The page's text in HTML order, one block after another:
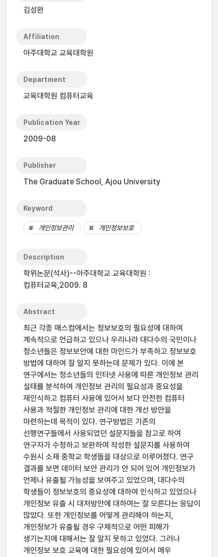
김성완
Affiliation
아주대학교 교육대학원
Department
교육대학원 컴퓨터교육
Publication Year
2009-08
Publisher
The Graduate School, Ajou University
Keyword
개인정보관리 개인정보보호
Description
학위논문(석사)--아주대학교 교육대학원 :
컴퓨터교육,2009. 8
Abstract
최근 각종 매스컴에서는 정보보호의 필요성에 대하여
계속적으로 언급하고 있으나 우리나라 대다수의 국민이나
청소년들은 정보보안에 대한 마인드가 부족하고 정보보호
방법에 대하여 잘 알지 못하는데 문제가 있다. 이에 본
연구에서는 청소년들의 인터넷 사용에 따른 개인정보 관리
실태를 분석하여 개인정보 관리의 필요성과 중요성을
재인식하고 컴퓨터 사용에 있어서 보다 안전한 컴퓨터
사용과 적절한 개인정보 관리에 대한 개선 방안을
마련하는데 목적이 있다. 연구방법은 기존의
선행연구들에서 사용되었던 설문지들을 참고로 하여
연구자가 수정하고 보완하여 작성한 설문지를 사용하여
수원시 소재 중학교 학생들을 대상으로 이루어졌다. 연구
결과를 보면 데이터 보안 관리가 안 되어 있어 개인정보가
언제나 유출될 가능성을 보여주고 있었으며, 대다수의
학생들이 정보보호의 중요성에 대하여 인식하고 있었으나
개인정보 유출 시 대처방안에 대하여는 잘 모른다는 응답이
많았다. 또한 개인정보를 어떻게 관리해야 하는지,
개인정보가 유출될 경우 구체적으로 어떤 피해가
생기는지에 대해서는 잘 알지 못하고 있었다. 그러나
개인정보 보호 교육에 대한 필요성에 있어서 매우